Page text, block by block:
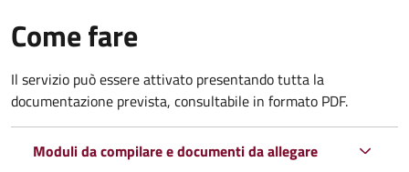
Come fare
Il servizio può essere attivato presentando tutta la
documentazione prevista, consultabile in formato PDF.
Moduli da compilare e documenti da allegare